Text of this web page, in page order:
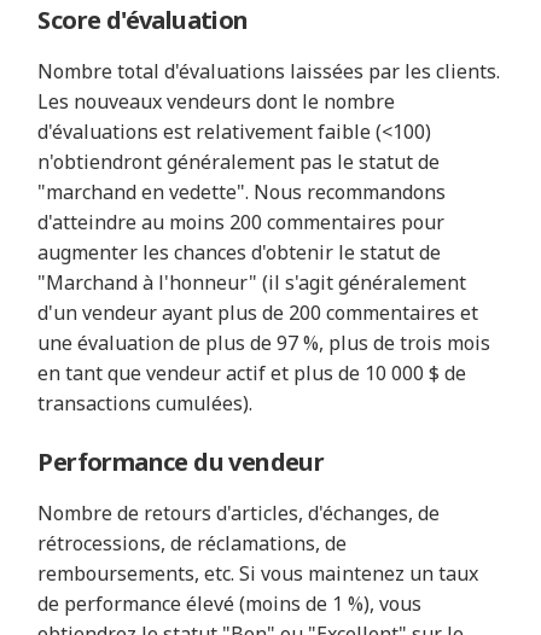
Score d'évaluation
Nombre total d'évaluations laissées par les clients.
Les nouveaux vendeurs dont le nombre
d'évaluations est relativement faible (<100)
n'obtiendront généralement pas le statut de
"marchand en vedette". Nous recommandons
d'atteindre au moins 200 commentaires pour
augmenter les chances d'obtenir le statut de
"Marchand à l'honneur" (il s'agit généralement
d'un vendeur ayant plus de 200 commentaires et
une évaluation de plus de 97 %, plus de trois mois
en tant que vendeur actif et plus de 10 000 $ de
transactions cumulées).
Performance du vendeur
Nombre de retours d'articles, d'échanges, de
rétrocessions, de réclamations, de
remboursements, etc. Si vous maintenez un taux
de performance élevé (moins de 1 %), vous